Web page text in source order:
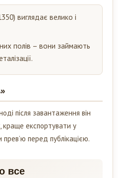
виглядає велико і
полів – вони займають
після завантаження він
експортувати у
прев’ю перед публікацією.
все